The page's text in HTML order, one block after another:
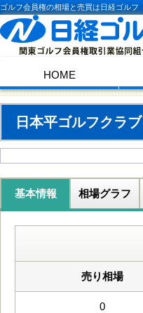
ゴルフ会員権の相場と売買は日経ゴルフ
HOME
日本平ゴルフクラブ
基本情報 相場グラフ
売り相場
0